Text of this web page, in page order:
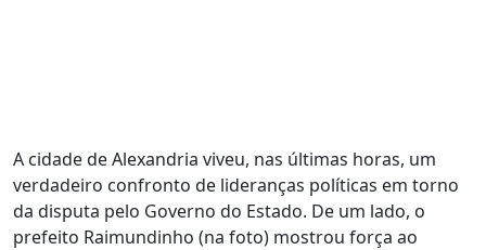
A cidade de Alexandria viveu, nas últimas horas, um
verdadeiro confronto de lideranças políticas em torno
da disputa pelo Governo do Estado. De um lado, o
prefeito Raimundinho (na foto) mostrou força ao